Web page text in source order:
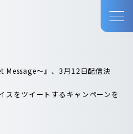
Message〜』、3月12日配信決
スをツイートするキャンペーンを